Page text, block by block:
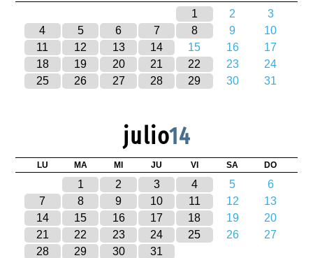
1 2
3
4
5 6 7 8 9
10
11
12 13 14 15 16
17
18
19 20 21 22 23
24
25
26 27 28 29 30 31
julio14
LU MA MI JU VI SA DO
1 2 3 4 5
6
7
8 9 10 11 12
13
14
15 16 17 18 19
20
21
22 23 24 25 26
27
28
29 30 31